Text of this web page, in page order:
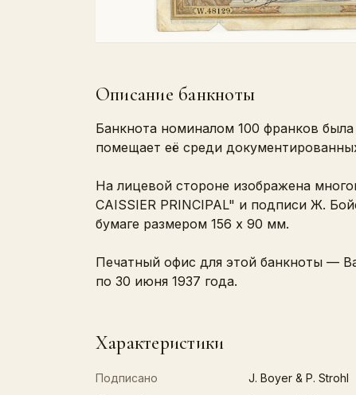
Описание банкноты
Банкнота номиналом 100 франков
помещает её среди
На лицевой стороне изображена
CAISSIER PRINCIPAL" и подписи Ж.
бумаге размером 156 x 90 мм.
Печатный офис для этой банкноты —
по 30 июня 1937 года.
Характеристики
Подписано J. Boyer & P. Strohl